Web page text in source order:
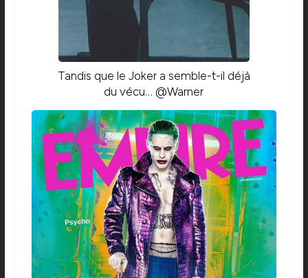
Tandis que le Joker a semble-t-il déjà
du vécu… @Warner